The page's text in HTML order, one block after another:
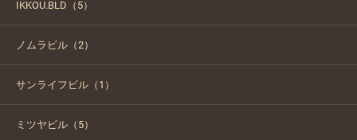
IKKOU.BLD（5）
ノムラビル（2）
サンライフビル（1）
ミツヤビル（5）